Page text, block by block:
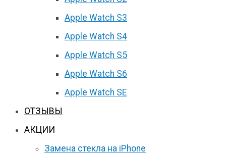
Apple Watch S3
Apple Watch S4
Apple Watch S5
Apple Watch S6
Apple Watch SE
ОТЗЫВЫ
АКЦИИ
Замена стекла на iPhone